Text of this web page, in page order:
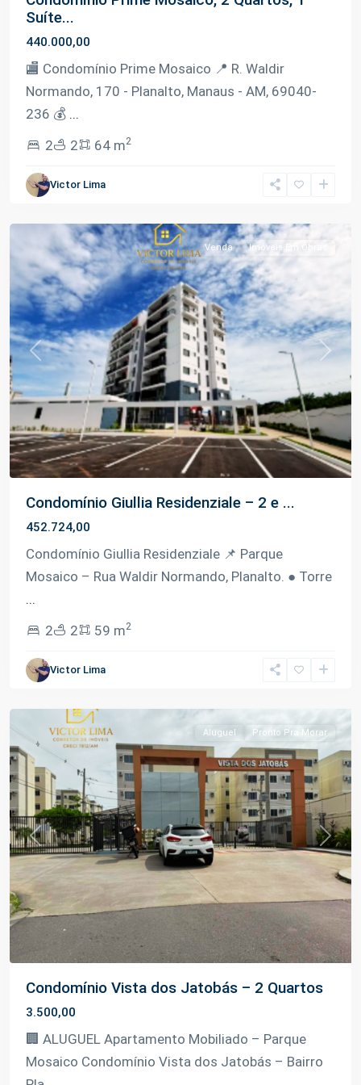
Suíte...
440.000,00
🏬 Condomínio Prime Mosaico 📍 R. Waldir
Normando, 170 - Planalto, Manaus - AM, 69040-
236 💰 ...
2
2 64 m2
Victor Lima
Planalto,
Previous Next
Venda Imóveis Em Obras
Condomínio Giullia Residenziale – 2 e ...
452.724,00
Condomínio Giullia Residenziale 📌 Parque
Mosaico – Rua Waldir Normando, Planalto. ● Torre
...
2
2 59 m2
Victor Lima
Planalto,
Previous Next
Aluguel Pronto Pra Morar
Condomínio Vista dos Jatobás – 2 Quartos
3.500,00
🏢 ALUGUEL Apartamento Mobiliado – Parque
Mosaico Condomínio Vista dos Jatobás – Bairro